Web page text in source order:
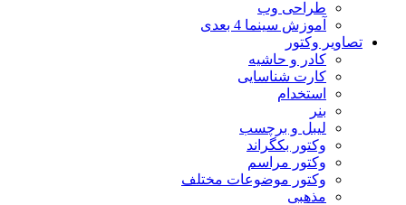
طراحی وب
آموزش سینما 4 بعدی
تصاویر وکتور
کادر و حاشیه
کارت شناسایی
استخدام
بنر
لیبل و برچسب
وکتور بکگراند
وکتور مراسم
وکتور موضوعات مختلف
مذهبی